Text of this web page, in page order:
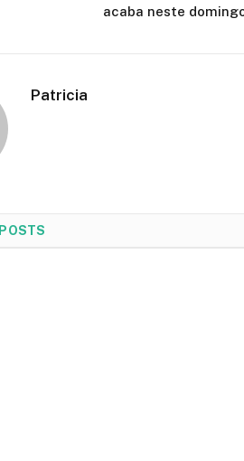
acaba neste
Patricia
POSTS